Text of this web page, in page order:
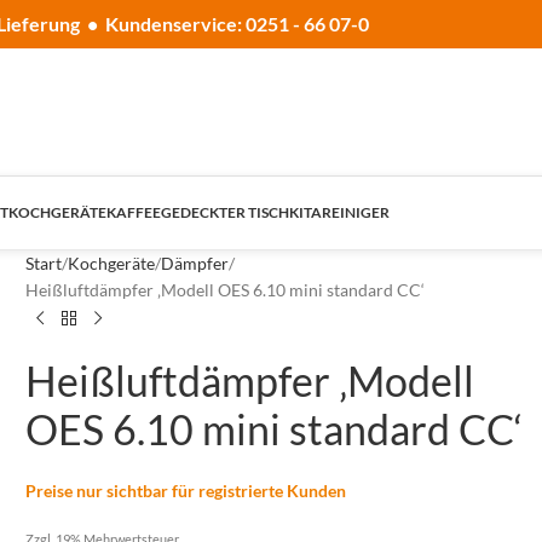
• Kundenservice: 0251 - 66 07-0
KOCHGERÄTEKAFFEEGEDECKTER TISCHKITAREINIGER
Start Kochgeräte Dämpfer
Heißluftdämpfer ‚Modell OES 6.10 mini standard CC‘
Heißluftdämpfer ‚Modell
OES 6.10 mini standard CC‘
Preise nur sichtbar für registrierte Kunden